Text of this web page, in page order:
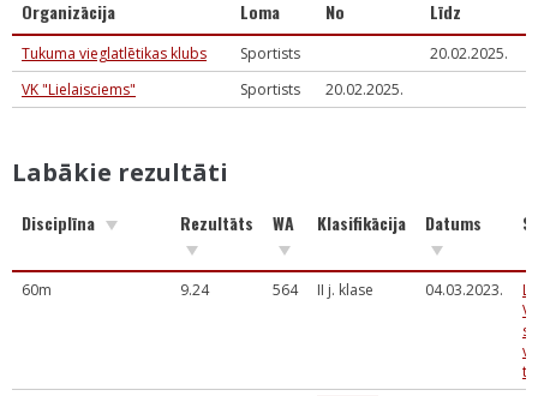
Organizācija Loma No Līdz
Tukuma vieglatlētikas klubs Sportists
20.02.2025.
VK "Lielaisciems"
Sportists 20.02.2025.
Labākie rezultāti
Disciplīna Rezultāts WA Klasifikācija Datums
60m 9.24 564 II j. klase 04.03.2023.